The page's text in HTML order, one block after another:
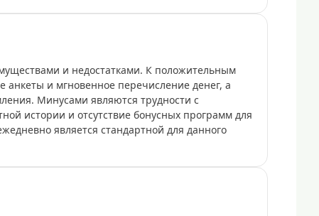
и недостатками. К положительным
анкеты и мгновенное перечисление денег, а
Минусами являются трудности с
истории и отсутствие бонусных программ для
является стандартной для данного